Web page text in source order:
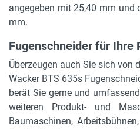
angegeben mit 25,40 mm und
mm.
Fugenschneider für Ihre
Überzeugen auch Sie sich von
Wacker BTS 635s
berät Sie gerne und
weiteren Produkt- und
Baumaschinen,